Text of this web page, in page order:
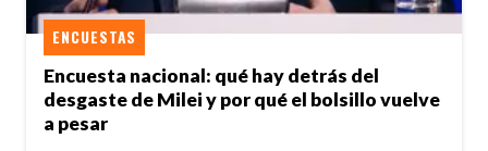
Encuesta nacional: qué hay detrás del
desgaste de Milei y por qué el bolsillo vuelve
a pesar
ENCUESTAS